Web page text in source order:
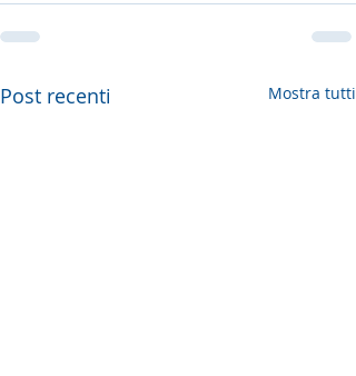
Post recenti Mostra tutti